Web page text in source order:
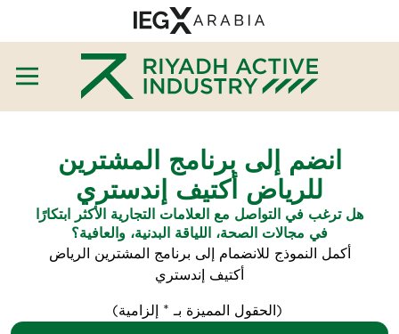
انضم إلى برنامج المشترين
للرياض أكتيف إندستري
هل ترغب في التواصل مع العلامات التجارية الأكثر ابتكارًا
في مجالات الصحة، اللياقة البدنية، والعافية؟
أكمل النموذج للانضمام إلى برنامج المشترين الرياض
أكتيف إندستري
(الحقول المميزة بـ * إلزامية)